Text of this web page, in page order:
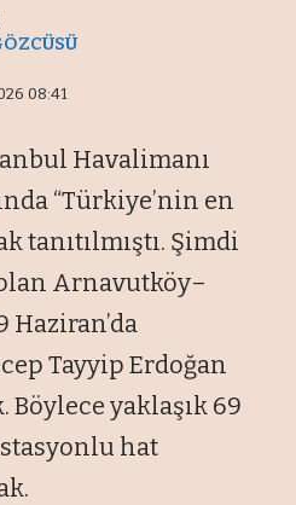
08:41
Havalimanı
“Türkiye’nin en
tanıtılmıştı. Şimdi
Arnavutköy–
Haziran’da
Tayyip Erdoğan
Böylece yaklaşık 69
hat